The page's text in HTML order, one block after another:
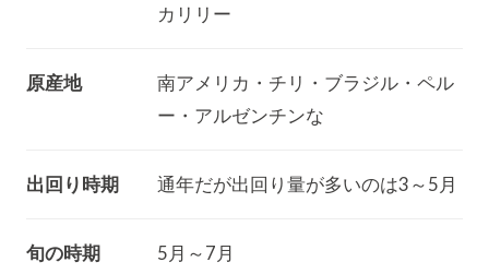
カリリー
原産地
南アメリカ・チリ・ブラジル・ペル
ー・アルゼンチンな
出回り時期 通年だが出回り量が多いのは3～5月
旬の時期
5月～7月